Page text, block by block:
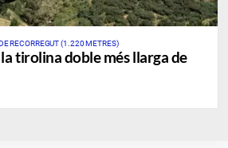
RECORREGUT (1.220 METRES)
tirolina doble més llarga de